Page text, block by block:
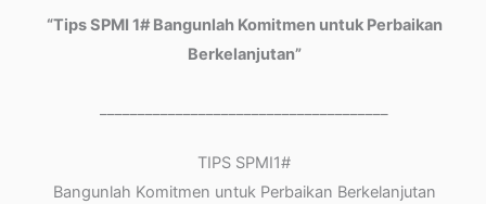
“Tips SPMI 1# Bangunlah Komitmen untuk Perbaikan
Berkelanjutan”
TIPS SPMI1#
Bangunlah Komitmen untuk Perbaikan Berkelanjutan